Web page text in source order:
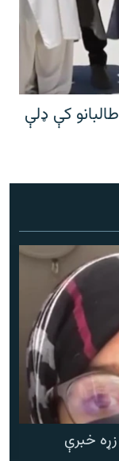
کې ډلې
خبرې